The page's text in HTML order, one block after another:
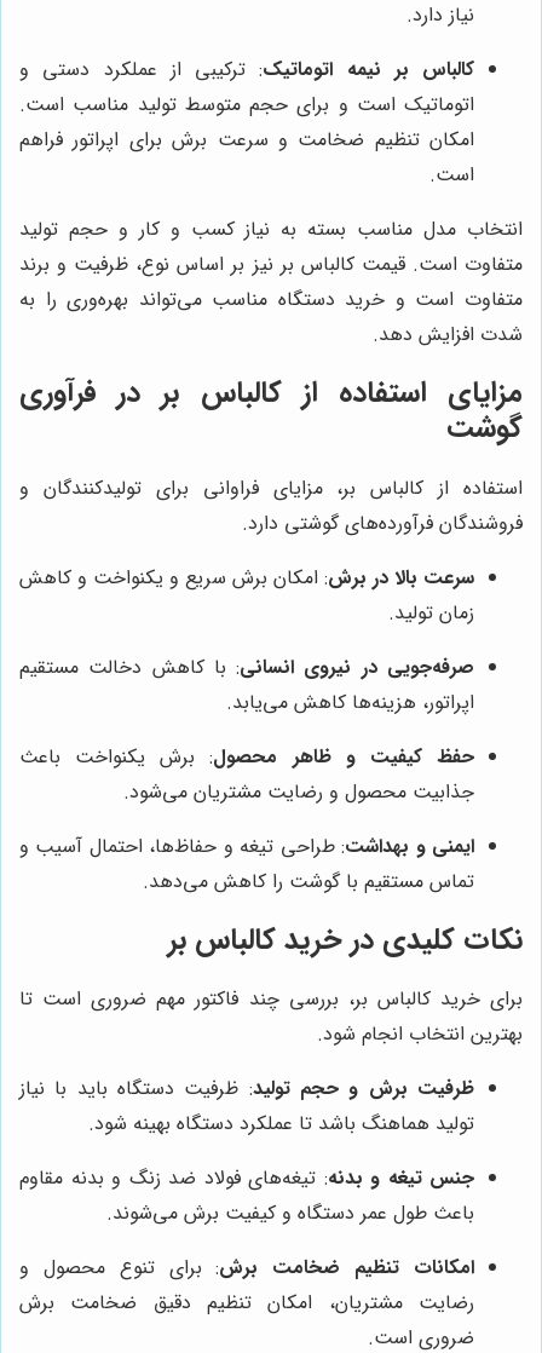
نیاز دارد.
کالباس بر نیمه اتوماتیک: ترکیبی از عملکرد دستی و
اتوماتیک است و برای حجم متوسط تولید مناسب است.
امکان تنظیم ضخامت و سرعت برش برای اپراتور فراهم
است.
انتخاب مدل مناسب بسته به نیاز کسب و کار و حجم تولید
متفاوت است. قیمت کالباس بر نیز بر اساس نوع، ظرفیت و برند
متفاوت است و خرید دستگاه مناسب می‌تواند بهره‌وری را به
شدت افزایش دهد.
مزایای استفاده از کالباس بر در فرآوری
گوشت
استفاده از کالباس بر، مزایای فراوانی برای تولیدکنندگان و
فروشندگان فرآورده‌های گوشتی دارد.
سرعت بالا در برش: امکان برش سریع و یکنواخت و کاهش
زمان تولید.
صرفه‌جویی در نیروی انسانی: با کاهش دخالت مستقیم
اپراتور، هزینه‌ها کاهش می‌یابد.
حفظ کیفیت و ظاهر محصول: برش یکنواخت باعث
جذابیت محصول و رضایت مشتریان می‌شود.
ایمنی و بهداشت: طراحی تیغه و حفاظ‌ها، احتمال آسیب و
تماس مستقیم با گوشت را کاهش می‌دهد.
نکات کلیدی در خرید کالباس بر
برای خرید کالباس بر، بررسی چند فاکتور مهم ضروری است تا
بهترین انتخاب انجام شود.
ظرفیت برش و حجم تولید: ظرفیت دستگاه باید با نیاز
تولید هماهنگ باشد تا عملکرد دستگاه بهینه شود.
جنس تیغه و بدنه: تیغه‌های فولاد ضد زنگ و بدنه مقاوم
باعث طول عمر دستگاه و کیفیت برش می‌شوند.
امکانات تنظیم ضخامت برش: برای تنوع محصول و
رضایت مشتریان، امکان تنظیم دقیق ضخامت برش
ضروری است.